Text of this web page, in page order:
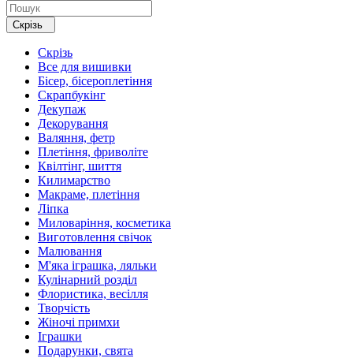
Скрізь
Скрізь
Все для вишивки
Бісер, бісероплетіння
Скрапбукінг
Декупаж
Декорування
Валяння, фетр
Плетіння, фриволіте
Квілтінг, шиття
Килимарство
Макраме, плетіння
Ліпка
Миловаріння, косметика
Виготовлення свічок
Малювання
М'яка іграшка, ляльки
Кулінарний розділ
Флористика, весілля
Творчість
Жіночі примхи
Іграшки
Подарунки, свята